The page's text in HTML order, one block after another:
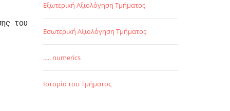
του
Εξωτερική Αξιολόγηση Τμήματος
Εσωτερική Αξιολόγηση Τμήματος
..... numerics
Ιστορία του Τμήματος